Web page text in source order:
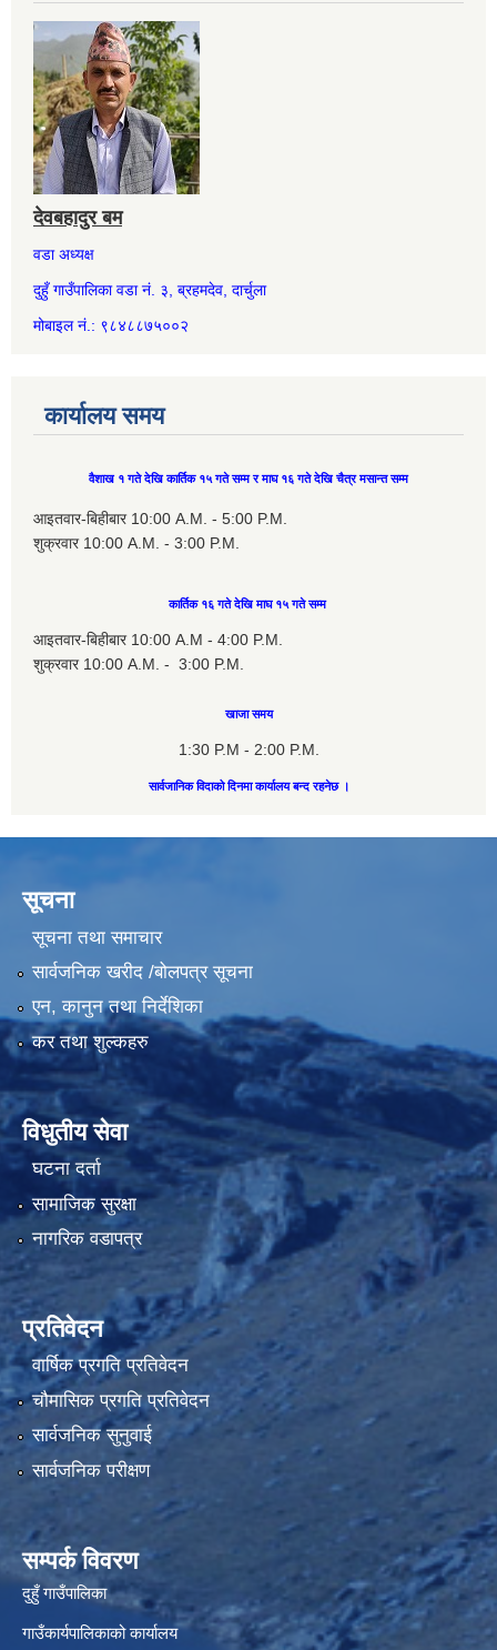
देवबहादुर बम
वडा अध्यक्ष
दुहुँ गाउँपालिका वडा नं. ३, ब्रहमदेव, दार्चुला
मोबाइल नं.: ९८४८८७५००२
कार्यालय समय
वैशाख १ गते देखि कार्तिक १५ गते सम्म र माघ १६ गते देखि चैत्र मसान्त सम्म
आइतवार-बिहीबार 10:00 A.M. - 5:00 P.M.
शुक्रवार 10:00 A.M. - 3:00 P.M.
कार्तिक १६ गते देखि माघ १५ गते सम्म
आइतवार-बिहीबार 10:00 A.M - 4:00 P.M.
शुक्रवार 10:00 A.M. - 3:00 P.M.
खाजा समय
1:30 P.M - 2:00 P.M.
सार्वजानिक विदाको दिनमा कार्यालय बन्द रहनेछ ।
सूचना
सूचना तथा समाचार
सार्वजनिक खरीद /बोलपत्र सूचना
एन, कानुन तथा निर्देशिका
कर तथा शुल्कहरु
विधुतीय सेवा
घटना दर्ता
सामाजिक सुरक्षा
नागरिक वडापत्र
प्रतिवेदन
वार्षिक प्रगति प्रतिवेदन
चौमासिक प्रगति प्रतिवेदन
सार्वजनिक सुनुवाई
सार्वजनिक परीक्षण
सम्पर्क विवरण
दुहुँ गाउँपालिका
गाउँकार्यपालिकाको कार्यालय